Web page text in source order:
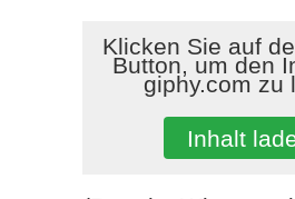
Klicken Sie auf
Button, um den
giphy.com zu
Inhalt